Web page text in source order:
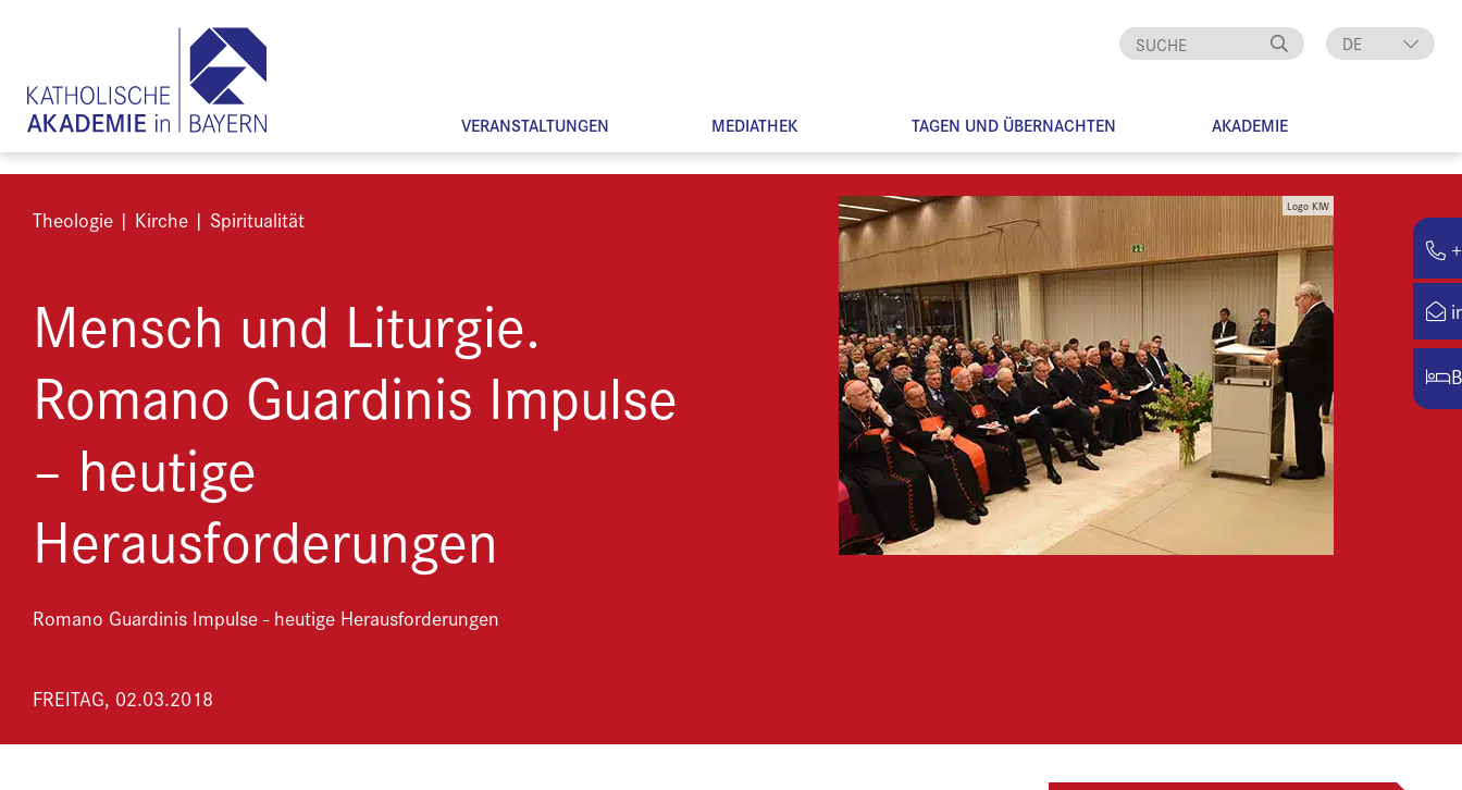
DE
VERANSTALTUNGEN MEDIATHEK TAGEN UND ÜBERNACHTEN AKADEMIE
Theologie | Kirche | Spiritualität
Mensch und Liturgie.
Romano Guardinis Impulse
– heutige
Herausforderungen
Romano Guardinis Impulse - heutige Herausforderungen
FREITAG, 02.03.2018
Logo KIW